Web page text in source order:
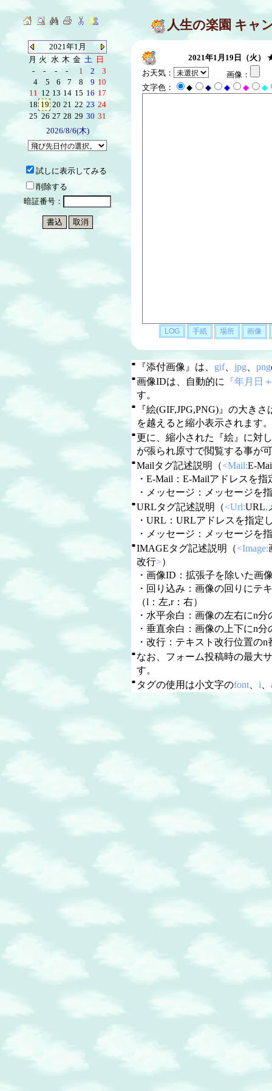
人生の楽園 キャ
2021年1月
月 火 水 木 金 土 日
-
- - - 1 2
3
4
5 6 7 8 9 10
11 12 13 14 15 16 17
18 19 20 21 22 23 24
25 26 27 28 29 30 31
2026/8/6(木)
試しに表示してみる
削除する
暗証番号：
2021年1月19日（火）
お天気：
画像：
文字色：
◆ ◆ ◆ ◆ ◆
■ 『添付画像』は、 gif、 jpg、 png
■画像IDは、自動的に 『年月日
す。
■
『絵(GIF,JPG,PNG)』の大きさ
を越えると縮小表示されます。
■更に、縮小された『絵』に対
が張られ原寸で閲覧する事が
■Mailタグ記述説明（<Mail:E-
・E-Mail：E-Mailアドレスを
・メッセージ：メッセージを
■URLタグ記述説明（<Url:URL,
・URL：URLアドレスを指定
・メッセージ：メッセージを
■IMAGEタグ記述説明（<Image:
改行>）
・画像ID：拡張子を除いた画
・回り込み：画像の回りにテ
（l：左,r：右）
・水平余白：画像の左右にn
・垂直余白：画像の上下にn
・改行：テキスト改行位置の
■ なお、フォーム投稿時の最大
す。
■ タグの使用は小文字のfont、 i、